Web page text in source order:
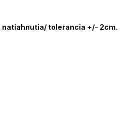
natiahnutia/ tolerancia +/- 2cm.